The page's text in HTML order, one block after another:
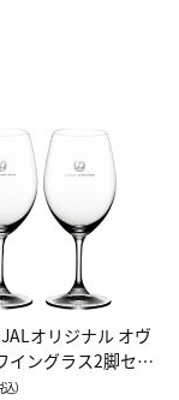
オリジナル オヴ
イングラス2脚セッ
イン）
込）